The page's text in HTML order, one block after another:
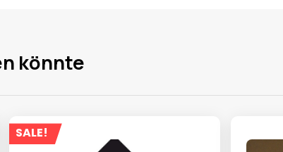
könnte
SALE!